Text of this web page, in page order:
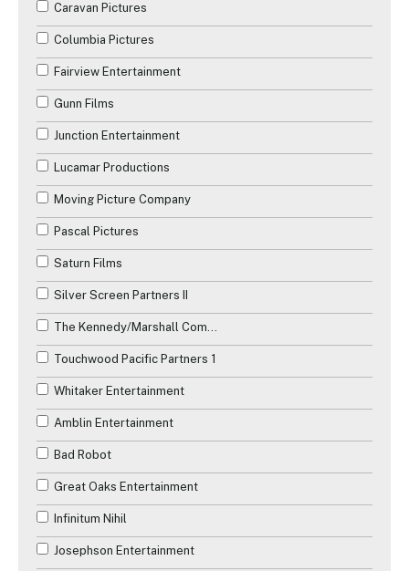
Caravan Pictures
Columbia Pictures
Fairview Entertainment
Gunn Films
Junction Entertainment
Lucamar Productions
Moving Picture Company
Pascal Pictures
Saturn Films
Silver Screen Partners II
The Kennedy/Marshall Company
Touchwood Pacific Partners 1
Whitaker Entertainment
Amblin Entertainment
Bad Robot
Great Oaks Entertainment
Infinitum Nihil
Josephson Entertainment